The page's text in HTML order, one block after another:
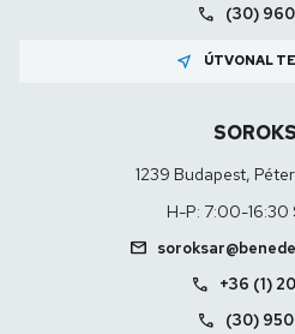
call (30)
near_me ÚTVONAL
1239 Budapest,
H-P: 7:00-16:30
mail
call +36 (1)
call (30)